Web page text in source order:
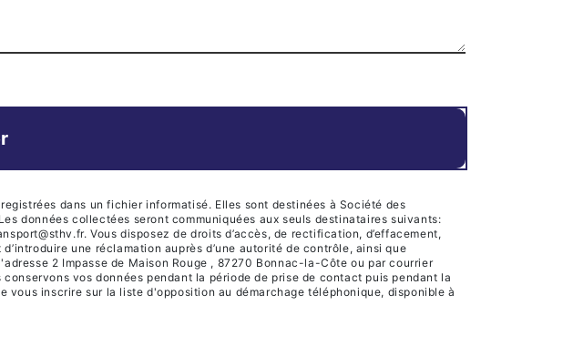
dans un fichier informatisé. Elles sont destinées à Société des
données collectées seront communiquées aux seuls destinataires suivants:
Vous disposez de droits d’accès, de rectification, d’effacement,
une réclamation auprès d’une autorité de contrôle, ainsi que
2 Impasse de Maison Rouge , 87270 Bonnac-la-Côte ou par courrier
vos données pendant la période de prise de contact puis pendant la
inscrire sur la liste d'opposition au démarchage téléphonique, disponible à